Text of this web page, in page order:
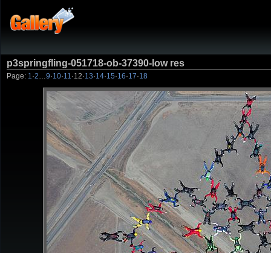
p3springfling-051718-ob-37390-low res
Page: 1 ·2 9·10·11 ·12·13·14·15·16·17·18